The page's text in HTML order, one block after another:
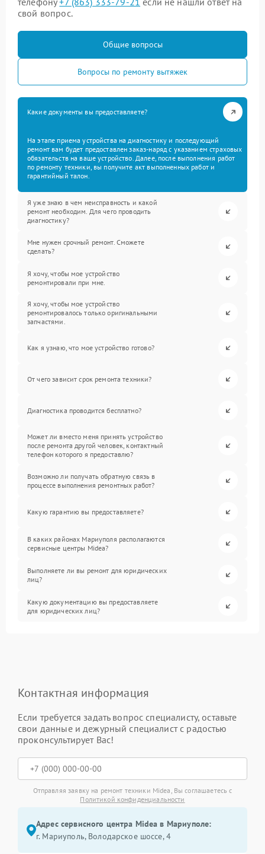
свой вопрос.
Общие вопросы
Вопросы по ремонту вытяжек
Какие документы вы предоставляете?
На этапе приема устройства на диагностику и последующий
ремонт вам будет предоставлен заказ-наряд с указанием страховых
обязательств на ваше устройство. Далее, после выполнения работ
по ремонту техники, вы получите акт выполненных работ и
гарантийный талон.
Я уже знаю в чем неисправность и какой
ремонт необходим. Для чего проводить
диагностику?
Мне нужен срочный ремонт. Сможете
сделать?
Я хочу, чтобы мое устройство
ремонтировали при мне.
Я хочу, чтобы мое устройство
ремонтировалось только оригинальными
запчастями.
Как я узнаю, что мое устройство готово?
От чего зависит срок ремонта техники?
Диагностика проводится бесплатно?
Может ли вместо меня принять устройство
после ремонта другой человек, контактный
телефон которого я предоставлю?
Возможно ли получать обратную связь в
процессе выполнения ремонтных работ?
Какую гарантию вы предоставляете?
В каких районах Мариуполя располагаются
сервисные центры Midea?
Выполняете ли вы ремонт для юридических
лиц?
Какую документацию вы предоставляете
для юридических лиц?
Контактная информация
Если требуется задать вопрос специалисту, оставьте
свои данные и дежурный специалист с радостью
проконсультирует Вас!
Отправляя заявку на ремонт техники Midea, Вы соглашаетесь с
Политикой конфиденциальности
Адрес сервисного центра Midea в Мариуполе:
г. Мариуполь, Володарское шоссе, 4